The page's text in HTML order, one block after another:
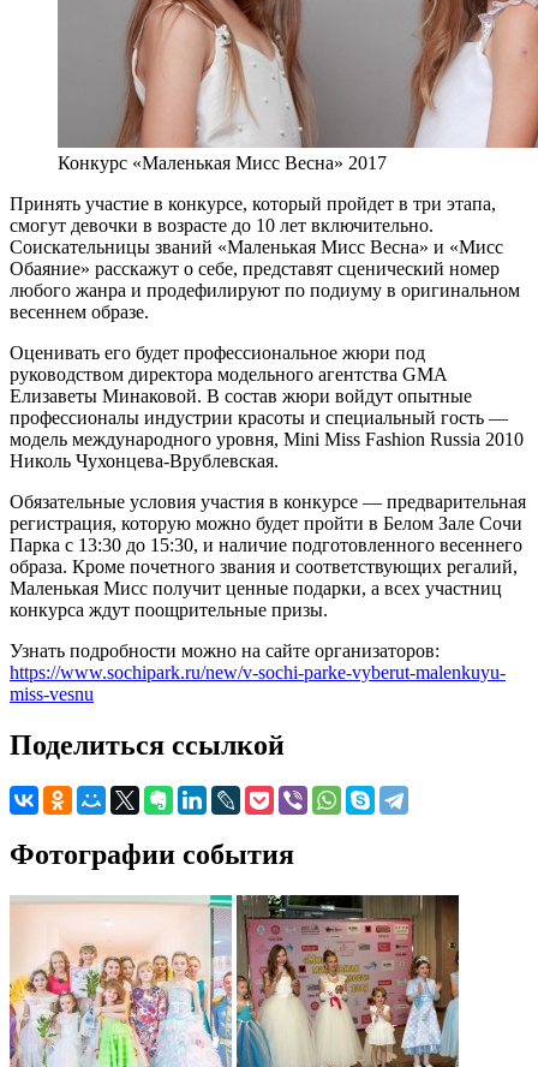
Конкурс «Маленькая Мисс Весна» 2017
Принять участие в конкурсе, который пройдет в три этапа,
смогут девочки в возрасте до 10 лет включительно.
Соискательницы званий «Маленькая Мисс Весна» и «Мисс
Обаяние» расскажут о себе, представят сценический номер
любого жанра и продефилируют по подиуму в оригинальном
весеннем образе.
Оценивать его будет профессиональное жюри под
руководством директора модельного агентства GMA
Елизаветы Минаковой. В состав жюри войдут опытные
профессионалы индустрии красоты и специальный гость —
модель международного уровня, Mini Miss Fashion Russia 2010
Николь Чухонцева-Врублевская.
Обязательные условия участия в конкурсе — предварительная
регистрация, которую можно будет пройти в Белом Зале Сочи
Парка с 13:30 до 15:30, и наличие подготовленного весеннего
образа. Кроме почетного звания и соответствующих регалий,
Маленькая Мисс получит ценные подарки, а всех участниц
конкурса ждут поощрительные призы.
Узнать подробности можно на сайте организаторов:
https://www.sochipark.ru/new/v-sochi-parke-vyberut-malenkuyu-
miss-vesnu
Поделиться ссылкой
Фотографии события